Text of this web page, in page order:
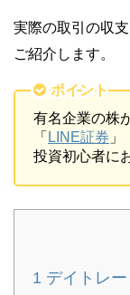
実際の取引の収
ご紹介します。
ポイント
有名企業の株
「 LINE証券 」
投資初心者に
1 デイトレ